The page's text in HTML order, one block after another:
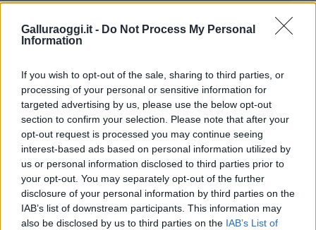
Galluraoggi.it - Do Not Process My Personal
Information
If you wish to opt-out of the sale, sharing to third parties, or
processing of your personal or sensitive information for
targeted advertising by us, please use the below opt-out
section to confirm your selection. Please note that after your
opt-out request is processed you may continue seeing
interest-based ads based on personal information utilized by
us or personal information disclosed to third parties prior to
your opt-out. You may separately opt-out of the further
disclosure of your personal information by third parties on the
IAB’s list of downstream participants. This information may
also be disclosed by us to third parties on the IAB’s List of